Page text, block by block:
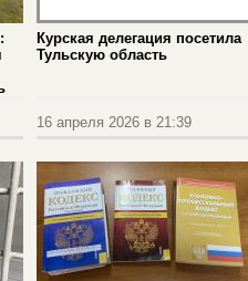
Курская делегация посетила
Тульскую область
16 апреля 2026 в 21:39